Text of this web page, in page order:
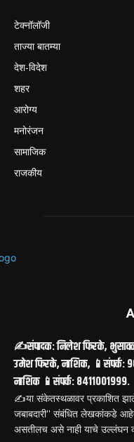
टेक्नॉलॉजी
ताज्या बातम्या
देश-विदेश
शहर
आरोग्य
मनोरंजन
सामाजिक
राजकीय
✍️संपादक: निलेश फिरके,
उमेश फिरके, नाशिक, 📱संपर्क:
नाशिक 📱संपर्क: 8411001999.
✍️या संकेतस्थळावर प्रकाशित
जबाबदारी'' संबंधित लेखकांकडे
असतीलच असे नाही याचे उल्लंघन